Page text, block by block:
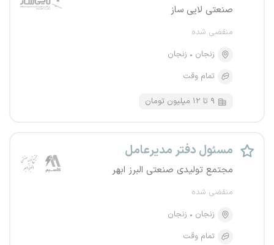
صنعتی لایی ساز
منقضی شده
زنجان
زنجان
تمام وقت
۹ تا ۱۲ میلیون تومان
مسئول دفتر مدیرعامل
مجتمع تولیدی صنعتی البرز ابهر
منقضی شده
زنجان
زنجان
تمام وقت